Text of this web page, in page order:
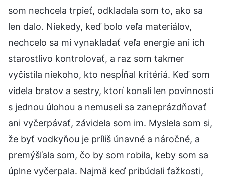
som nechcela trpieť, odkladala som to, ako sa
len dalo. Niekedy, keď bolo veľa materiálov,
nechcelo sa mi vynakladať veľa energie ani ich
starostlivo kontrolovať, a raz som takmer
vyčistila niekoho, kto nespĺňal kritériá. Keď som
videla bratov a sestry, ktorí konali len povinnosti
s jednou úlohou a nemuseli sa zaneprázdňovať
ani vyčerpávať, závidela som im. Myslela som si,
že byť vodkyňou je príliš únavné a náročné, a
premýšľala som, čo by som robila, keby som sa
úplne vyčerpala. Najmä keď pribúdali ťažkosti,